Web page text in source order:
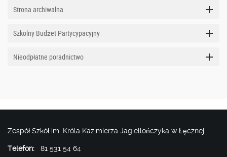
Strona archiwalna
Szkolny Budżet Partycypacyjny
Nieodpłatne poradnictwo
Zespół Szkół im. Króla Kazimierza Jagiellończyka w Łęcznej
Telefon: 81 531 54 64